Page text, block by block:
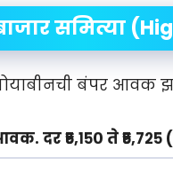
समित्या
बंपर आवक
दर ₹५,१५० ते ₹५,७२५